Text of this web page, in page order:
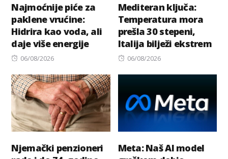
Najmoćnije piće za
paklene vrućine:
Hidrira kao voda, ali
daje više energije
Posted
06/08/2026
Mediteran ključa:
Temperatura mora
prešla 30 stepeni,
Italija bilježi ekstrem
Posted
06/08/2026
Njemački penzioneri
Meta: Naš AI model